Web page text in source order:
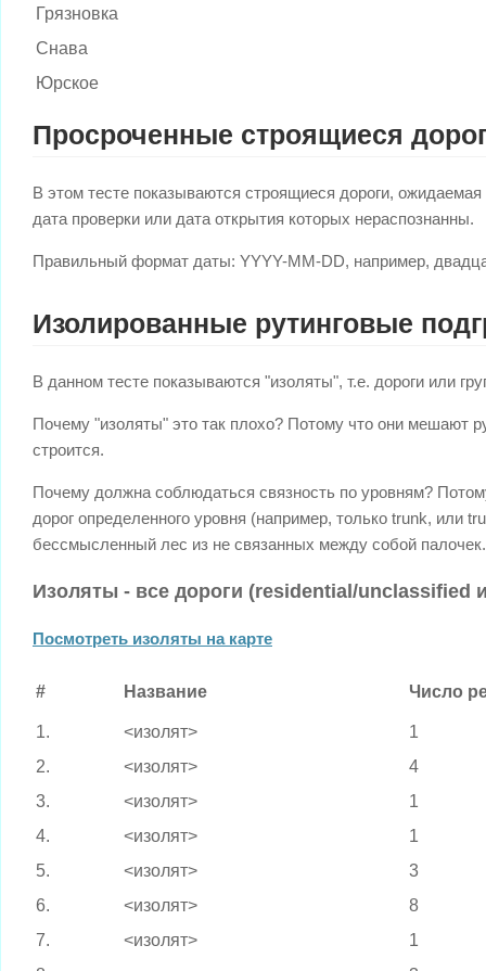
Грязновка
Снава
Юрское
Просроченные строящиеся
В этом тесте показываются строящиеся дороги,
дата проверки или дата открытия которых нераспознанны.
Правильный формат даты: YYYY-MM-DD, например,
Изолированные рутинговые
В данном тесте показываются "изоляты", т.е. дороги или
Почему "изоляты" это так плохо? Потому что они мешают
строится.
Почему должна соблюдаться связность по уровням?
дорог определенного уровня (например, только trunk, или
бессмысленный лес из не связанных между собой палочек.
Изоляты - все дороги (residential/unclassified
Посмотреть изоляты на карте
# Название Число
1. <изолят>
1
2.
<изолят>
4
3.
<изолят>
1
4.
<изолят>
1
5.
<изолят>
3
6.
<изолят>
8
7.
<изолят>
1